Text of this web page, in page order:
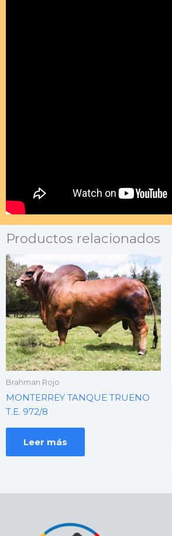
Productos relacionados
Brahman Rojo
MONTERREY TANQUE TRUENO
T.E. 972/8
Leer más